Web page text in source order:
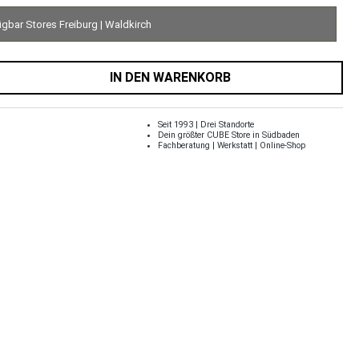
Stores Freiburg | Waldkirch
IN DEN WARENKORB
Seit 1993 | Drei Standorte
Dein größter CUBE Store in Südbaden
Fachberatung | Werkstatt | Online-Shop